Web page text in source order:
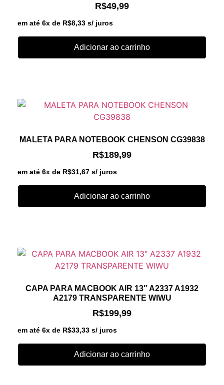
R$49,99
em até 6x de R$8,33 s/ juros
Adicionar ao carrinho
MALETA PARA NOTEBOOK CHENSON CG39838
R$189,99
em até 6x de R$31,67 s/ juros
Adicionar ao carrinho
CAPA PARA MACBOOK AIR 13″ A2337 A1932
A2179 TRANSPARENTE WIWU
R$199,99
em até 6x de R$33,33 s/ juros
Adicionar ao carrinho